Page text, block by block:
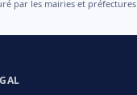
par les mairies et préfectures